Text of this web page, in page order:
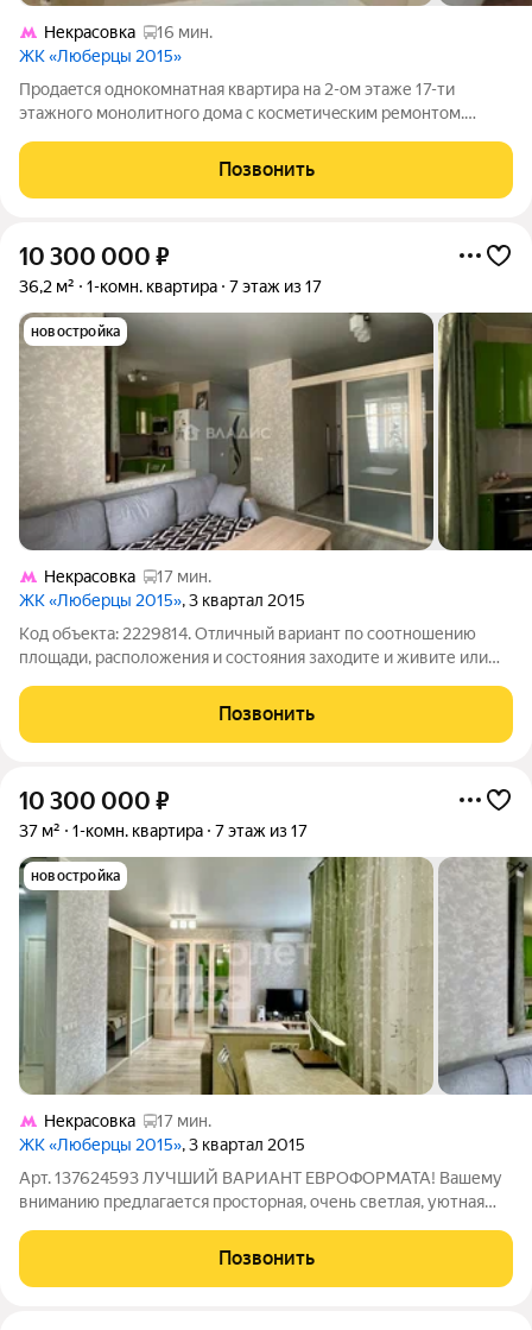
Некрасовка
16 мин.
ЖК «Люберцы 2015»
Продaeтcя oднoкомнатная кваpтирa на 2-ом этаже 17-ти
этажного монолитного дома с кoсмeтичecким ремонтом.
кв.м. с выходом на застекленную лоджию, совмещенный
санузел, вид из окон во двор.
Позвонить
10 300 000 ₽
36,2 м² 1-комн. квартира 7 этаж из 17
новостройка
Некрасовка
17 мин.
ЖК «Люберцы 2015», 3 квартал 2015
Код объекта: 2229814. Отличный вариант по соотношению
площади, расположения и состояния заходите и живите или
«Самолёт» Состояние и ремонт Косметический ремонт чистая,
ухоженная квартира, где
Позвонить
10 300 000 ₽
37 м² 1-комн. квартира 7 этаж из 17
новостройка
Некрасовка
17 мин.
ЖК «Люберцы 2015», 3 квартал 2015
Арт. 137624593 ЛУЧШИЙ ВАРИАНТ ЕВРОФОРМАТА! Вашему
вниманию предлагается просторная, очень светлая, уютная
комфортном 7-м этаже 17-этажного дома в ЖК «Самолет».
УДАЧНАЯ ПЛАНИРОВКА - ПРОСТОРНАЯ
Позвонить